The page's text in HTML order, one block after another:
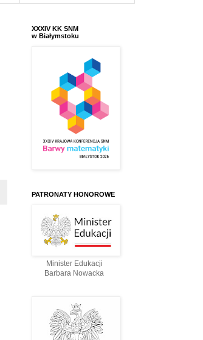
XXXIV KK SNM
w Białymstoku
PATRONATY HONOROWE
Minister Edukacji
Barbara Nowacka